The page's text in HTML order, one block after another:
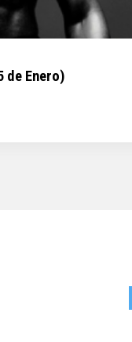
de Enero)